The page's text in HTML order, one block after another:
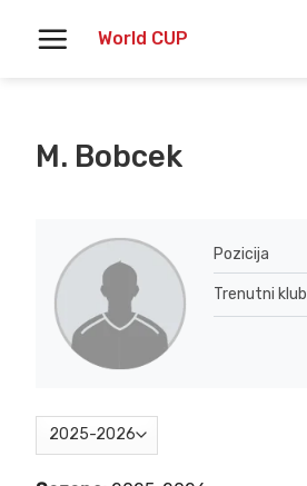
World CUP
M. Bobcek
Pozicija
Trenutni klub